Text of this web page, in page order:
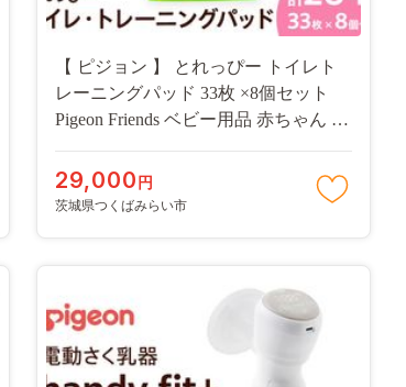
【 ピジョン 】 とれっぴー トイレト
レーニングパッド 33枚 ×8個セット
Pigeon Friends ベビー用品 赤ちゃん お
イプ トイトレ [BD91-NT]
29,000 円
茨城県つくばみらい市